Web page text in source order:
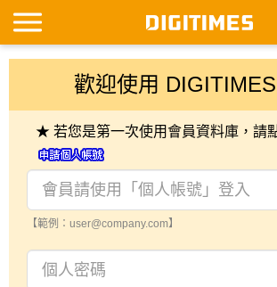
歡迎使用
★ 若您是第一次使用會員資料庫，請
【範例：user@company.com】